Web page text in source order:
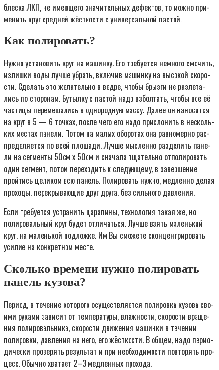
блес­ка ЛКП, не име­ю­ще­го зна­чи­тель­ных дефек­тов, то мож­но при­
ме­нить круг сред­ней жёст­ко­сти с уни­вер­саль­ной пастой.
Как полировать?
Нуж­но уста­но­вить круг на машин­ку. Его тре­бу­ет­ся немно­го смо­чить,
излиш­ки воды луч­ше убрать, вклю­чив машин­ку на высо­кой ско­ро­
сти. Сде­лать это жела­тель­но в вед­ре, что­бы брыз­ги не раз­ле­та­
лись по сто­ро­нам. Бутыл­ку с пас­той надо взбол­тать, что­бы все её
части­цы пере­ме­ша­лись в одно­род­ную мас­су. Далее он нано­сит­ся
на круг в 5 — 6 точ­ках, после чего его надо при­сло­нить в несколь­
ких местах пане­ли. Потом на малых обо­ро­тах она рав­но­мер­но рас­
пре­де­ля­ет­ся по всей пло­ща­ди. Луч­ше мыс­лен­но раз­де­лить пане­
ли на сег­мен­ты 50см х 50см и сна­ча­ла тща­тель­но отпо­ли­ро­вать
один сег­мент, потом пере­хо­дить к сле­ду­ю­ще­му, в завер­ше­ние
прой­тись цели­ком всю панель. Поли­ро­вать нуж­но, мед­лен­но делая
про­хо­ды, пере­кры­ва­ю­щие друг дру­га, без силь­но­го давления.
Если тре­бу­ет­ся устра­нить цара­пи­ны, тех­но­ло­гия такая же, но
поли­ро­валь­ный круг будет отли­чать­ся. Луч­ше взять малень­кий
круг, на малень­кой под­лож­ке. Им Вы смо­же­те скон­цен­три­ро­вать
уси­лие на кон­крет­ном месте.
Сколько времени нужно полировать
панель кузова?
Пери­од, в тече­ние кото­ро­го осу­ществ­ля­ет­ся поли­ров­ка кузо­ва сво­
и­ми рука­ми зави­сит от тем­пе­ра­ту­ры, влаж­но­сти, ско­ро­сти вра­ще­
ния поли­ро­валь­ни­ка, ско­ро­сти дви­же­ния машин­ки в тече­нии
поли­ров­ки, дав­ле­ния на него, его жёст­ко­сти. В общем, надо пери­о­
ди­че­ски про­ве­рять резуль­тат и при необ­хо­ди­мо­сти повто­рять про­
цесс. Обыч­но хва­та­ет 2–3 мед­лен­ных прохода.